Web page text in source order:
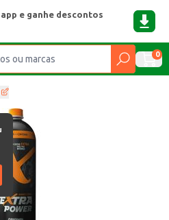
e ganhe descontos
0